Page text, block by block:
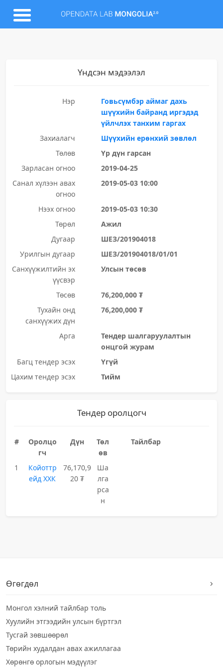
Үндсэн мэдээлэл
Нэр
Говьсүмбэр аймаг дахь
шүүхийн байранд иргэдэд
үйлчлэх танхим гаргах
Захиалагч
Шүүхийн ерөнхий зөвлөл
Төлөв
Үр дүн гарсан
Зарласан огноо
2019-04-25
Санал хүлээн авах
огноо
2019-05-03 10:00
Нээх огноо
2019-05-03 10:30
Төрөл
Ажил
Дугаар
ШЕЗ/201904018
Урилгын дугаар
ШЕЗ/201904018/01/01
Санхүүжилтийн эх
үүсвэр
Улсын төсөв
Төсөв
76,200,000 ₮
Тухайн онд
санхүүжих дүн
76,200,000 ₮
Арга
Тендер шалгаруулалтын
онцгой журам
Багц тендер эсэх
Үгүй
Цахим тендер эсэх
Тийм
Тендер оролцогч
#
Оролцо
гч
Дүн
Төл
өв
Тайлбар
1
Койоттр
ейд ХХК
76,170,9
20 ₮
Ша
лга
рса
н
Өгөгдөл
Монгол хэлний тайлбар толь
Хуулийн этгээдийн улсын бүртгэл
Тусгай зөвшөөрөл
Төрийн худалдан авах ажиллагаа
Хөрөнгө орлогын мэдүүлэг